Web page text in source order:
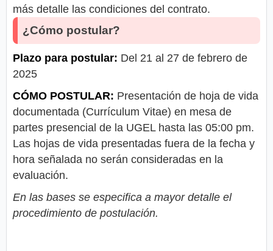
más detalle las condiciones del contrato.
¿Cómo postular?
Plazo para postular: Del 21 al 27 de febrero de
2025
CÓMO POSTULAR: Presentación de hoja de vida
documentada (Currículum Vitae) en mesa de
partes presencial de la UGEL hasta las 05:00 pm.
Las hojas de vida presentadas fuera de la fecha y
hora señalada no serán consideradas en la
evaluación.
En las bases se especifica a mayor detalle el
procedimiento de postulación.